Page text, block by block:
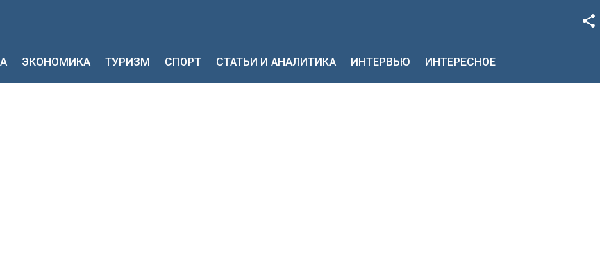
Google+
ЭКОНОМИКА ТУРИЗМ СПОРТ СТАТЬИ И АНАЛИТИКА ИНТЕРВЬЮ ИНТЕРЕСНОЕ